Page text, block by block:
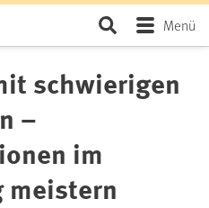
SeiteMenü
schwierigen
–
im
meistern